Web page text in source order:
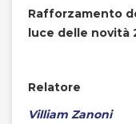
Rafforzamento
luce delle novità
Relatore
Villiam Zanoni